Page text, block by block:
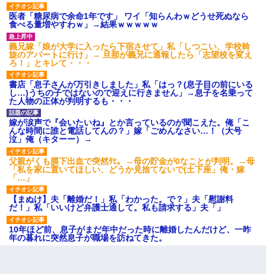
医者「糖尿病で余命1年です」 ワイ「知らんわｗどうせ死ぬなら
食べる量増やすわｗ」→結果ｗｗｗｗｗ
義兄嫁「娘が大学に入ったら下宿させて」私「しつこい、学校斡
旋のアパートに行け」→ 旦那が義兄に通報したら「志望校を変え
ろ！」とキレて・・・
書店「息子さんが万引きしました」私「はっ？(息子目の前にいる
し…)うちの子ではないので迎えに行きません」→息子を名乗って
た人物の正体が判明するも・・・
嫁が涙声で『会いたいね』とか言っているのが聞こえた。俺「こ
んな時間に誰と電話してんの？」嫁「ごめんなさい…！（大号
泣」俺（キターー）→
父親がくも膜下出血で突然ﾀﾋ。→母の貯金が0なことが判明。→母
「私を家に置いてほしい、どうか見捨てないで(土下座」俺・嫁
「…」
【まぬけ】夫「離婚だ！」私「わかった。で？」夫「慰謝料
だ！」私「いいけど弁護士通して。私も請求する」夫「」
10年ほど前、息子がまだ年中だった時に離婚したんだけど、一昨
年の暮れに突然息子が職場を訪ねてきた。